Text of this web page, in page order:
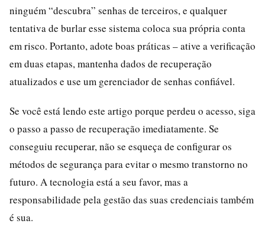
ninguém “descubra” senhas de terceiros, e qualquer
tentativa de burlar esse sistema coloca sua própria conta
em risco. Portanto, adote boas práticas – ative a verificação
em duas etapas, mantenha dados de recuperação
atualizados e use um gerenciador de senhas confiável.
Se você está lendo este artigo porque perdeu o acesso, siga
o passo a passo de recuperação imediatamente. Se
conseguiu recuperar, não se esqueça de configurar os
métodos de segurança para evitar o mesmo transtorno no
futuro. A tecnologia está a seu favor, mas a
responsabilidade pela gestão das suas credenciais também
é sua.